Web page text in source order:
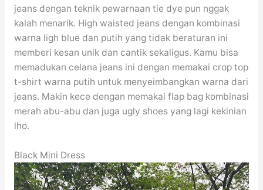
jeans dengan teknik pewarnaan tie dye pun nggak
kalah menarik. High waisted jeans dengan kombinasi
warna ligh blue dan putih yang tidak beraturan ini
memberi kesan unik dan cantik sekaligus. Kamu bisa
memadukan celana jeans ini dengan memakai crop top
t-shirt warna putih untuk menyeimbangkan warna dari
jeans. Makin kece dengan memakai flap bag kombinasi
merah abu-abu dan juga ugly shoes yang lagi kekinian
lho.
Black Mini Dress